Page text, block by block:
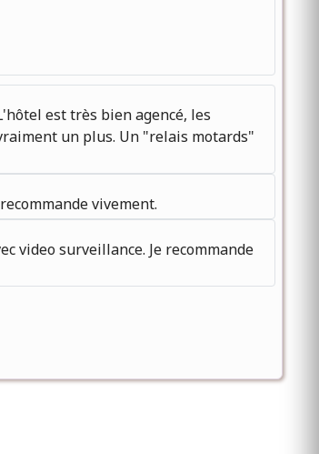
est très bien agencé, les
un plus. Un "relais motards"
vivement.
video surveillance. Je recommande